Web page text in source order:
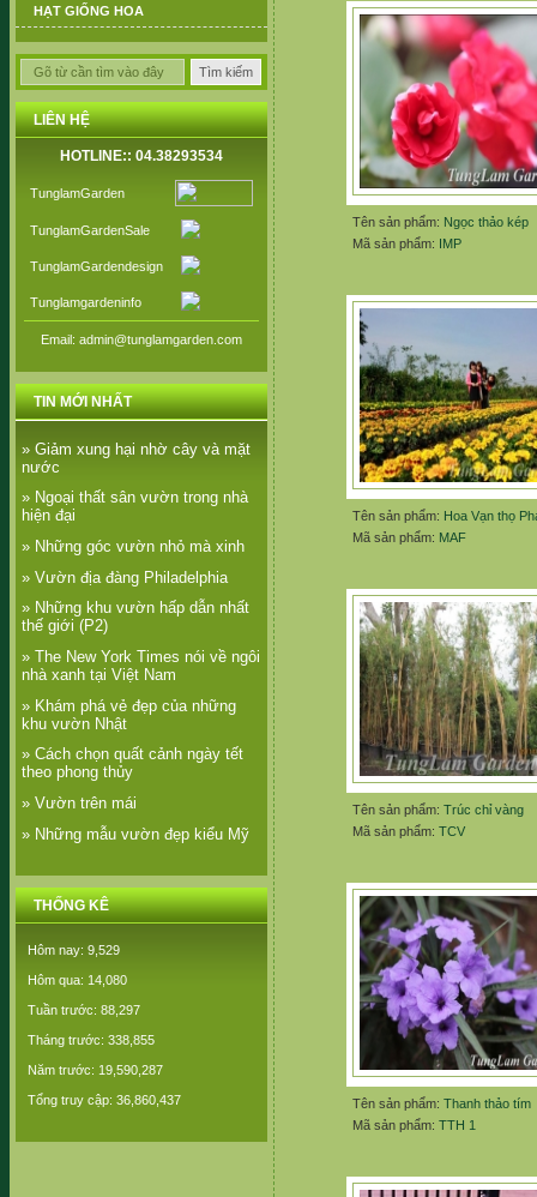
HẠT GIỐNG HOA
LIÊN HỆ
HOTLINE:: 04.38293534
TunglamGarden
TunglamGardenSale
TunglamGardendesign
Tunglamgardeninfo
Email: admin@tunglamgarden.com
TIN MỚI NHẤT
» Giảm xung hại nhờ cây và mặt
nước
» Ngoại thất sân vườn trong nhà
hiện đại
» Những góc vườn nhỏ mà xinh
» Vườn địa đàng Philadelphia
» Những khu vườn hấp dẫn nhất
thế giới (P2)
» The New York Times nói về ngôi
nhà xanh tại Việt Nam
» Khám phá vẻ đẹp của những
khu vườn Nhật
» Cách chọn quất cảnh ngày tết
theo phong thủy
» Vườn trên mái
» Những mẫu vườn đẹp kiểu Mỹ
THỐNG KÊ
Hôm nay: 9,529
Hôm qua: 14,080
Tuần trước: 88,297
Tháng trước: 338,855
Năm trước: 19,590,287
Tổng truy cập: 36,860,437
Tên sản phẩm: Ngọc thảo kép
Mã sản phẩm: IMP
Tên sản phẩm: Hoa Vạn thọ
Mã sản phẩm: MAF
Tên sản phẩm: Trúc chỉ vàng
Mã sản phẩm: TCV
Tên sản phẩm: Thanh thảo tím
Mã sản phẩm: TTH 1